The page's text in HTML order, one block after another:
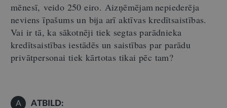
mēnesī,veido 250 eiro. Aizņēmējam nepiederēja
neviens īpašums un bija arī aktīvas kredītsaistības.
Vai ir tā, ka sākotnēji tiek segtas parādnieka
kredītsaistības iestādēs un saistības par parādu
privātpersonai tiek kārtotas tikai pēc tam?
A ATBILD: